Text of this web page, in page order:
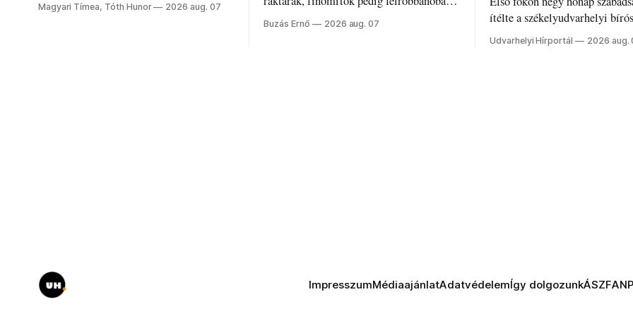
kánikulát.
Magyari Tímea, Tóth Hunor 2026 aug. 07
Akárcsak az ukrán népharag, amikor
elégedetlen vezetőivel.
Buzás Ernő 2026 aug. 07
ítélte a székelyudvarhelyi
Szabolcsot.
Udvarhelyi Hírportál 2026 aug.
ImpresszumMédiaajánlatAdatvédelemÍgy dolgozunkÁSZF